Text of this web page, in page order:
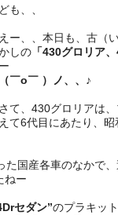
ども、、
えー、、本日も、古（
しの 「430グロリア
ー
（￣o￣ ）ノ、、♪
さて、430グロリアは
えて6代目にあたり、
国産各車のなかで
ねー
セダン”のプラキッ